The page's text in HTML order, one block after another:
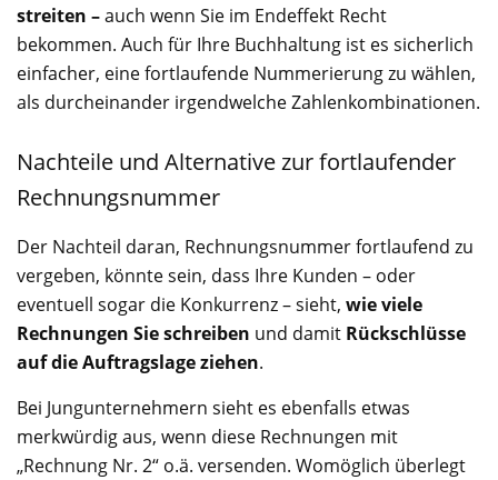
streiten –auch wenn Sie im Endeffekt Recht
bekommen. Auch für Ihre Buchhaltung ist es sicherlich
einfacher, eine fortlaufende Nummerierung zu wählen,
als durcheinander irgendwelche Zahlenkombinationen.
Nachteile und Alternative zur fortlaufender
Rechnungsnummer
Der Nachteil daran, Rechnungsnummer fortlaufend zu
vergeben, könnte sein, dass Ihre Kunden – oder
eventuell sogar die Konkurrenz – sieht, wie viele
Rechnungen Sie schreiben und damit Rückschlüsse
auf die Auftragslage ziehen.
Bei Jungunternehmern sieht es ebenfalls etwas
merkwürdig aus, wenn diese Rechnungen mit
„Rechnung Nr. 2“ o.ä. versenden. Womöglich überlegt